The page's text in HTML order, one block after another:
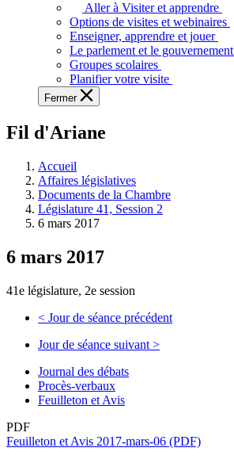
voir,
apprendre
et
à
à
législative.
Aller à Visiter et apprendre
Options de visites et webinaires
Enseigner, apprendre et jouer
Le parlement et le gouvernement
Groupes scolaires
Planifier votre visite
Fermer
Fil d'Ariane
Accueil
Affaires législatives
Documents de la Chambre
Législature 41, Session 2
6 mars 2017
6 mars 2017
41e législature, 2e session
< Jour de séance précédent
Jour de séance suivant >
Journal des débats
Procès-verbaux
Feuilleton et Avis
PDF
Feuilleton et Avis 2017-mars-06 (PDF)